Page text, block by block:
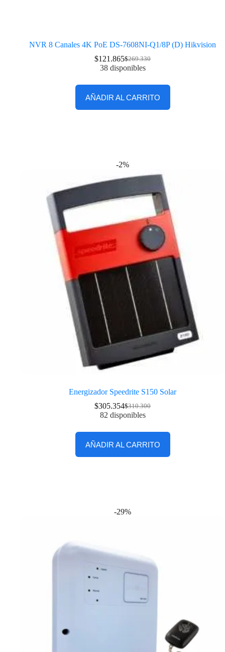
NVR 8 Canales 4K PoE DS-7608NI-Q1/8P (D) Hikvision
$269.330
$121.865
38 disponibles
AÑADIR AL CARRITO
-2%
Energizador Speedrite S150 Solar
$310.300
$305.354
82 disponibles
AÑADIR AL CARRITO
-29%